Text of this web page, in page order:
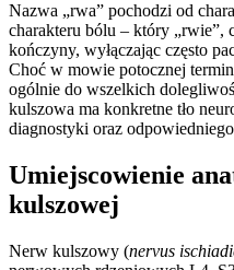
Nazwa „rwa” pochodzi od
charakteru bólu – który „rwie”,
kończyny, wyłączając często
Choć w mowie potocznej
ogólnie do wszelkich
kulszowa ma konkretne tło
diagnostyki oraz
Umiejscowienie
kulszowej
Nerw kulszowy (nervus